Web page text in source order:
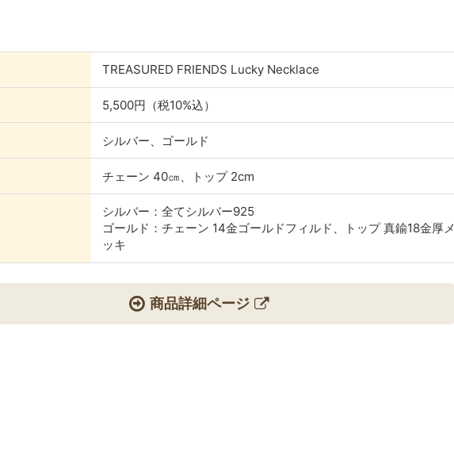
TREASURED FRIENDS Lucky Necklace
5,500円（税10%込）
シルバー、ゴールド
チェーン 40㎝、トップ 2cm
シルバー：全てシルバー925
ゴールド：チェーン 14金ゴールドフィルド、トップ 真鍮18金厚メ
ッキ
商品詳細ページ